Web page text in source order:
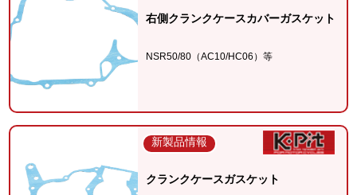
右側クランクケースカバーガスケット
NSR50/80（AC10/HC06）等
新製品情報
クランクケースガスケット